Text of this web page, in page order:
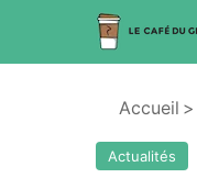
Accueil >
Actualités